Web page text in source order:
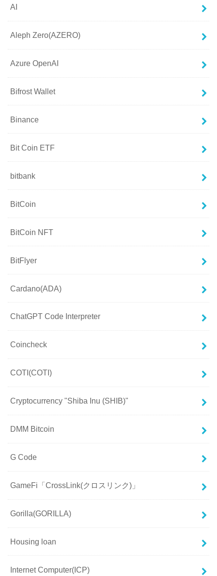
AI
Aleph Zero(AZERO)
Azure OpenAI
Bifrost Wallet
Binance
Bit Coin ETF
bitbank
BitCoin
BitCoin NFT
BitFlyer
Cardano(ADA)
ChatGPT Code Interpreter
Coincheck
COTI(COTI)
Cryptocurrency "Shiba Inu (SHIB)"
DMM Bitcoin
G Code
GameFi「CrossLink(クロスリンク)」
Gorilla(GORILLA)
Housing loan
Internet Computer(ICP)